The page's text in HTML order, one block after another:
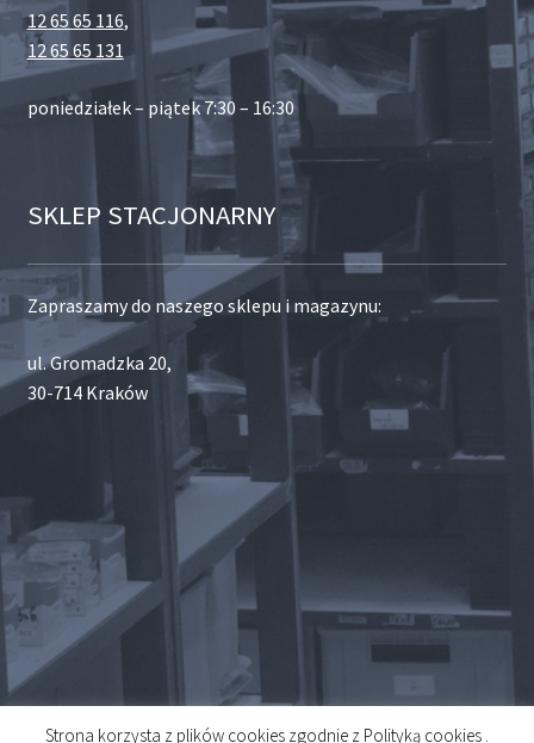
12 65 65 116,
12 65 65 131
poniedziałek – piątek 7:30 – 16:30
SKLEP STACJONARNY
Zapraszamy do naszego sklepu i magazynu:
ul. Gromadzka 20,
30-714 Kraków
Strona korzysta z plików cookies zgodnie z Polityką cookies .